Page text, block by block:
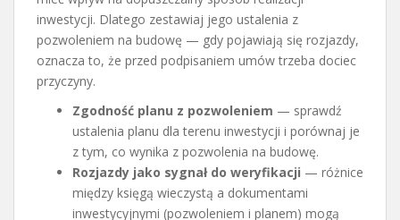
inwestycji. Dlatego zestawiaj jego ustalenia z
pozwoleniem na budowę — gdy pojawiają się rozjazdy,
oznacza to, że przed podpisaniem umów trzeba dociec
przyczyny.
Zgodność planu z pozwoleniem — sprawdź
ustalenia planu dla terenu inwestycji i porównaj je
z tym, co wynika z pozwolenia na budowę.
Rozjazdy jako sygnał do weryfikacji — różnice
między księgą wieczystą a dokumentami
inwestycyjnymi (pozwoleniem i planem) mogą